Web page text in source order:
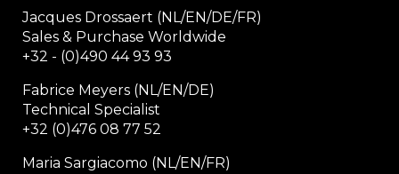
Jacques Drossaert (NL/EN/DE/FR)
Sales & Purchase Worldwide
+32 - (0)490 44 93 93
Fabrice Meyers (NL/EN/DE)
Technical Specialist
+32 (0)476 08 77 52
Maria Sargiacomo (NL/EN/FR)